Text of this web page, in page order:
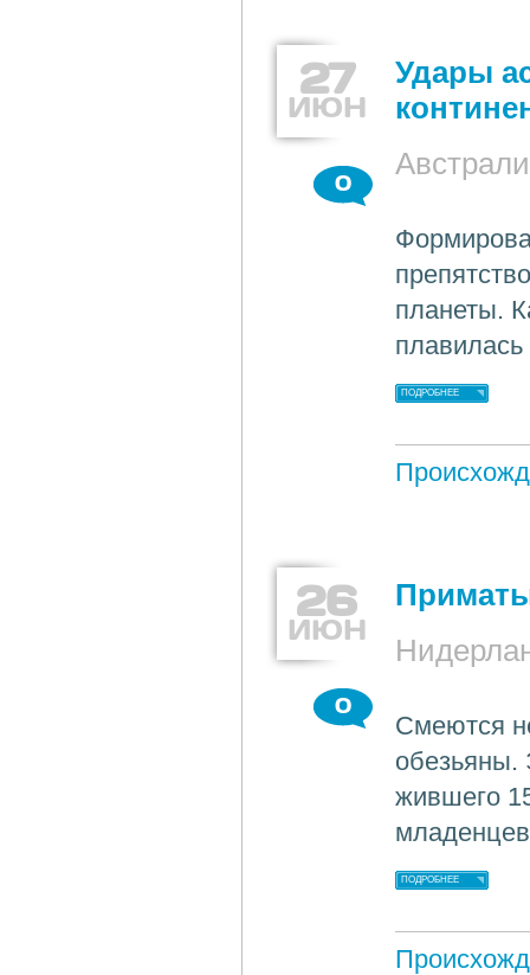
27
ИЮН
Удары
0
планеты.
ПОДРОБНЕЕ
26
ИЮН
0
Смеются
обезьяны.
жившего
ПОДРОБНЕЕ